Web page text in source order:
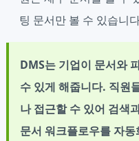
팅 문서만 볼 수 있습니
DMS는 기업이 문서와
수 있게 해줍니다. 직원
나 접근할 수 있어 검색
문서 워크플로우를 자